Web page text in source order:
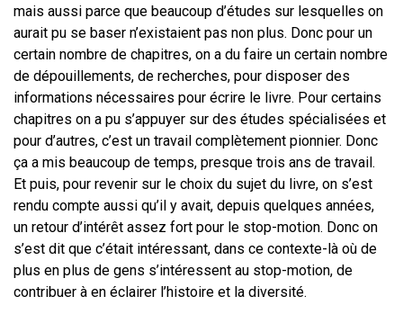
mais aussi parce que beaucoup d’études sur lesquelles on
aurait pu se baser n’existaient pas non plus. Donc pour un
certain nombre de chapitres, on a du faire un certain nombre
de dépouillements, de recherches, pour disposer des
informations nécessaires pour écrire le livre. Pour certains
chapitres on a pu s’appuyer sur des études spécialisées et
pour d’autres, c’est un travail complètement pionnier. Donc
ça a mis beaucoup de temps, presque trois ans de travail.
Et puis, pour revenir sur le choix du sujet du livre, on s’est
rendu compte aussi qu’il y avait, depuis quelques années,
un retour d’intérêt assez fort pour le stop-motion. Donc on
s’est dit que c’était intéressant, dans ce contexte-là où de
plus en plus de gens s’intéressent au stop-motion, de
contribuer à en éclairer l’histoire et la diversité.